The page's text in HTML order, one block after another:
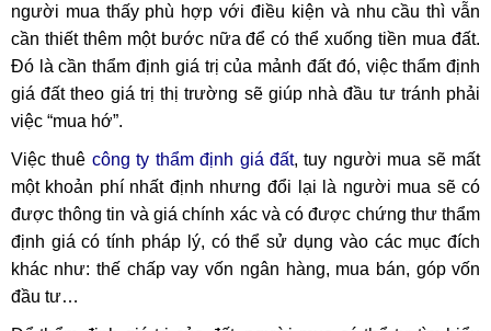
người mua thấy phù hợp với điều kiện và nhu cầu thì vẫn
cần thiết thêm một bước nữa để có thể xuống tiền mua đất.
Đó là cần thẩm định giá trị của mảnh đất đó, việc thẩm định
giá đất theo giá trị thị trường sẽ giúp nhà đầu tư tránh phải
việc “mua hớ”.
Việc thuê công ty thẩm định giá đất, tuy người mua sẽ mất
một khoản phí nhất định nhưng đổi lại là người mua sẽ có
được thông tin và giá chính xác và có được chứng thư thẩm
định giá có tính pháp lý, có thể sử dụng vào các mục đích
khác như: thế chấp vay vốn ngân hàng, mua bán, góp vốn
đầu tư…